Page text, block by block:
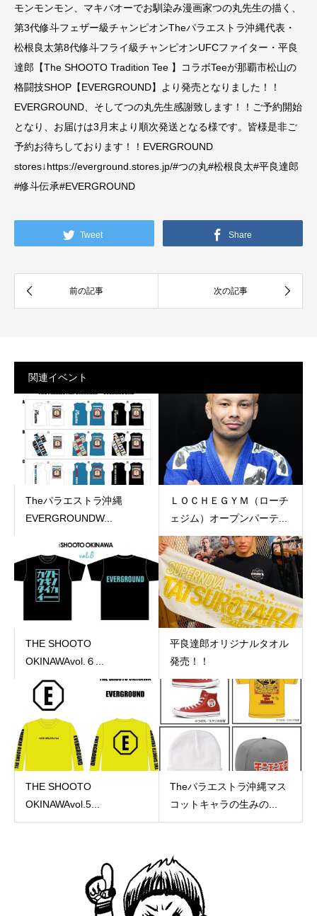
モンモンモン、マキバオーでお馴染み漫画家つの丸先生の描く、
第3代修斗フェザー級チャンピオンTheパラエストラ沖縄代表・
松根良太第8代修斗フライ級チャンピオンUFCファイター・平良
達郎【The SHOOTO Tradition Tee 】コラボTeeが那覇市松山の
格闘技SHOP【EVERGROUND】より発売となりました！！
EVERGROUND、そしてつの丸先生感謝致します！！ご予約開始
となり、お届けは3月末より順次発送となる様です。皆様是非ご
予約お待ちしております！！EVERGROUND
stores↓https://everground.stores.jp/#つの丸#松根良太#平良達郎
#修斗伝承#EVERGROUND
Tweet Share
関連イベント
Theパラエストラ沖縄︎
EVERGROUNDW...
ＬＯＣＨＥＧＹＭ（ローチ
ェジム）オープンパーテ...
THE SHOOTO
OKINAWAvol.６...
平良達郎オリジナルタオル
発売！！
THE SHOOTO
OKINAWAvol.5...
Theパラエストラ沖縄マス
コットキャラの生みの...